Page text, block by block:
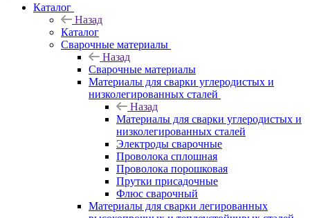
Каталог
Назад
Каталог
Сварочные материалы
Назад
Сварочные материалы
Материалы для сварки углеродистых и
низколегированных сталей
Назад
Материалы для сварки углеродистых и
низколегированных сталей
Электроды сварочные
Проволока сплошная
Проволока порошковая
Прутки присадочные
Флюс сварочный
Материалы для сварки легированных